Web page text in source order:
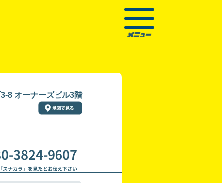
8 オーナーズビル3階
3824-9607
スナカラ」を見たとお伝え下さい